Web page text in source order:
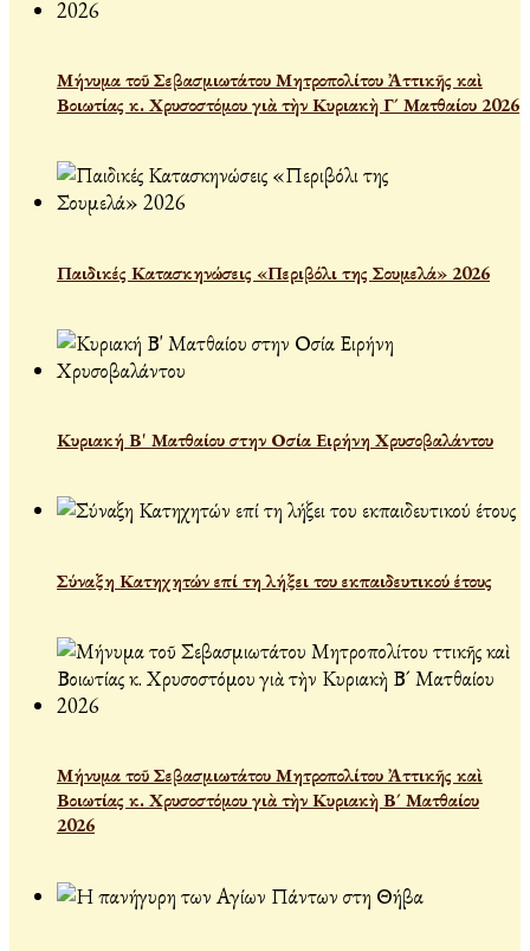
Μήνυμα τοῦ Σεβασμιωτάτου Μητροπολίτου Ἀττικῆς καὶ
Βοιωτίας κ. Χρυσοστόμου γιὰ τὴν Κυριακὴ Γ´ Ματθαίου 2026
Παιδικές Κατασκηνώσεις «Περιβόλι της Σουμελά» 2026
Κυριακή Β' Ματθαίου στην Οσία Ειρήνη Χρυσοβαλάντου
Σύναξη Κατηχητών επί τη λήξει του εκπαιδευτικού έτους
Μήνυμα τοῦ Σεβασμιωτάτου Μητροπολίτου Ἀττικῆς καὶ
Βοιωτίας κ. Χρυσοστόμου γιὰ τὴν Κυριακὴ Β´ Ματθαίου
2026